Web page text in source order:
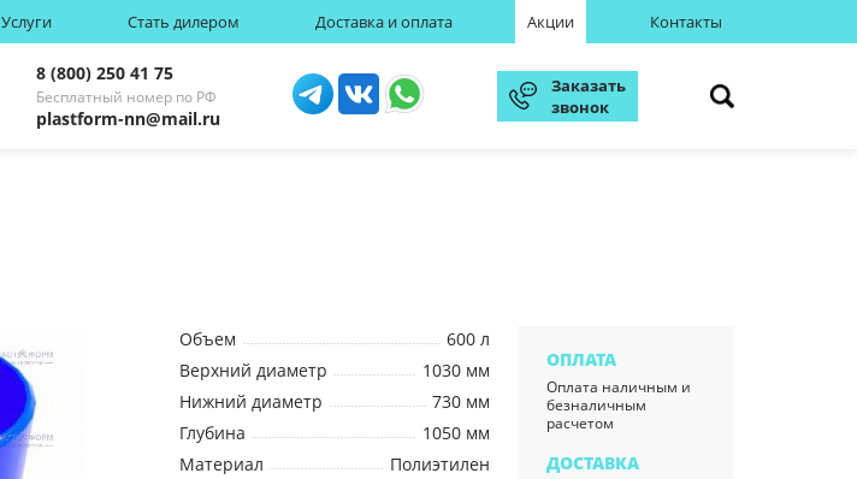
Услуги Стать дилером Доставка и оплата Акции Контакты
8 (800) 250 41 75
Бесплатный номер по РФ
plastform-nn@mail.ru
Заказать
звонок
Объем
600 л
Верхний диаметр
1030 мм
Нижний диаметр
730 мм
Глубина
1050 мм
Материал
Полиэтилен
ОПЛАТА
Оплата наличным и
безналичным
расчетом
ДОСТАВКА